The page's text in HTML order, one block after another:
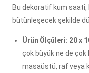
Bu dekoratif kum saati,
bütünleşecek şekilde
Ürün Ölçüleri: 20 x
çok büyük ne de çok
masaüstü, raf veya